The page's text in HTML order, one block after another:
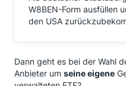
W8BEN-Form ausfüllen
den USA
Dann geht es bei der Wahl
Anbieter um seine eigene